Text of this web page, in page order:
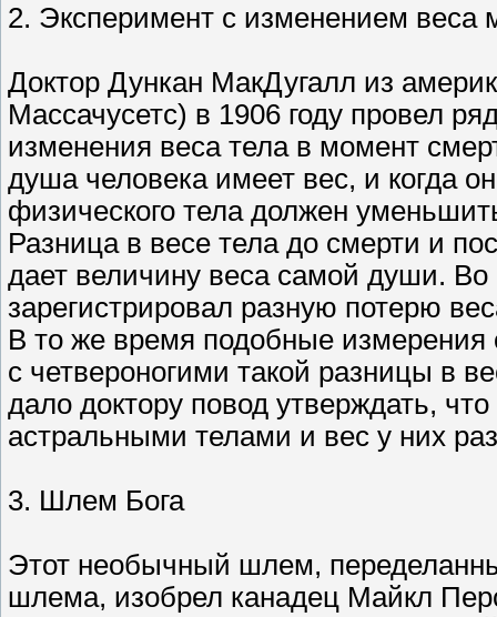
2. Эксперимент с изменением веса
Доктор Дункан МакДугалл из
Массачусетс) в 1906 году провел
изменения веса тела в момент
душа человека имеет вес, и когда
физического тела должен
Разница в весе тела до смерти и
дает величину веса самой души. Во
зарегистрировал разную потерю
В то же время подобные
с четвероногими такой разницы в
дало доктору повод утверждать,
астральными телами и вес у них
3. Шлем Бога
Этот необычный шлем,
шлема, изобрел канадец Майкл